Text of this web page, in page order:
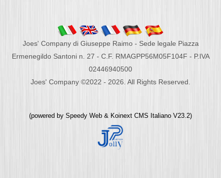
Joes' Company di Giuseppe Raimo - Sede legale Piazza
Ermenegildo Santoni n. 27 - C.F. RMAGPP56M05F104F - P.IVA
02446940500
Joes' Company ©2022 - 2026. All Rights Reserved.
(powered by Speedy Web & Koinext CMS Italiano V23.2)